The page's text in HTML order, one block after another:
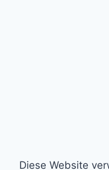
Diese Website